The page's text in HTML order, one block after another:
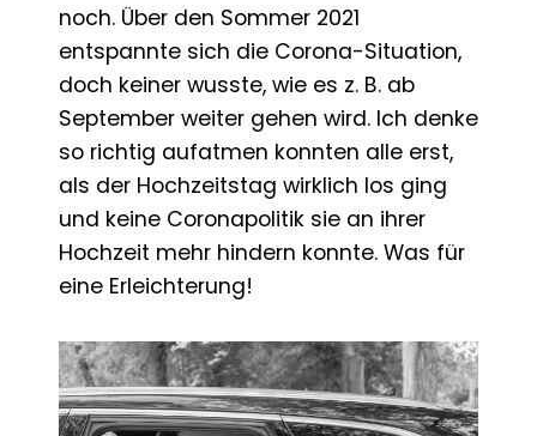
noch. Über den Sommer 2021
entspannte sich die Corona-Situation,
doch keiner wusste, wie es z. B. ab
September weiter gehen wird. Ich denke
so richtig aufatmen konnten alle erst,
als der Hochzeitstag wirklich los ging
und keine Coronapolitik sie an ihrer
Hochzeit mehr hindern konnte. Was für
eine Erleichterung!